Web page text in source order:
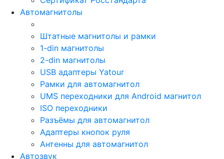
Автомагнитолы
Штатные магнитолы и рамки
1-din магнитолы
2-din магнитолы
USB адаптеры Yatour
Рамки для автомагнитол
UMS переходники для Android магнитол
ISO переходники
Разъёмы для автомагнитол
Адаптеры кнопок руля
Антенны для автомагнитол
Автозвук